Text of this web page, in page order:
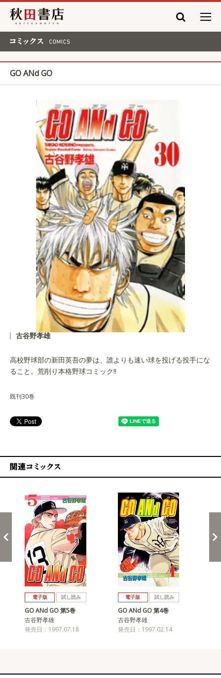
秋田書店
GO ANd GO
古谷野孝雄
高校野球部の新田英吾の夢は、誰よりも速い球を投げる投手にな
ること。荒削り本格野球コミック!!
既刊30巻
電子版 試し読み
GO ANd GO 第5巻
古谷野孝雄
発売日：1997.07.18
電子版 試し読み
GO ANd GO 第4巻
古谷野孝雄
発売日：1997.02.14